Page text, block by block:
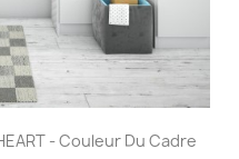
- Couleur Du Cadre